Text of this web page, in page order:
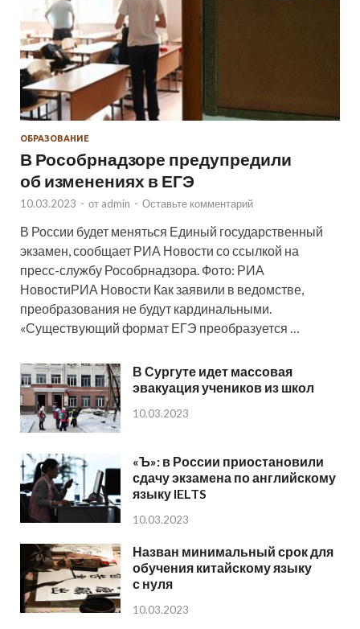
ОБРАЗОВАНИЕ
В Рособрнадзоре предупредили
об изменениях в ЕГЭ
10.03.2023 - от admin - Оставьте комментарий
В России будет меняться Единый государственный
экзамен, сообщает РИА Новости со ссылкой на
пресс-службу Рособрнадзора. Фото: РИА
НовостиРИА Новости Как заявили в ведомстве,
преобразования не будут кардинальными.
«Существующий формат ЕГЭ преобразуется …
В Сургуте идет массовая
эвакуация учеников из школ
10.03.2023
«Ъ»: в России приостановили
сдачу экзамена по английскому
языку IELTS
10.03.2023
Назван минимальный срок для
обучения китайскому языку
с нуля
10.03.2023